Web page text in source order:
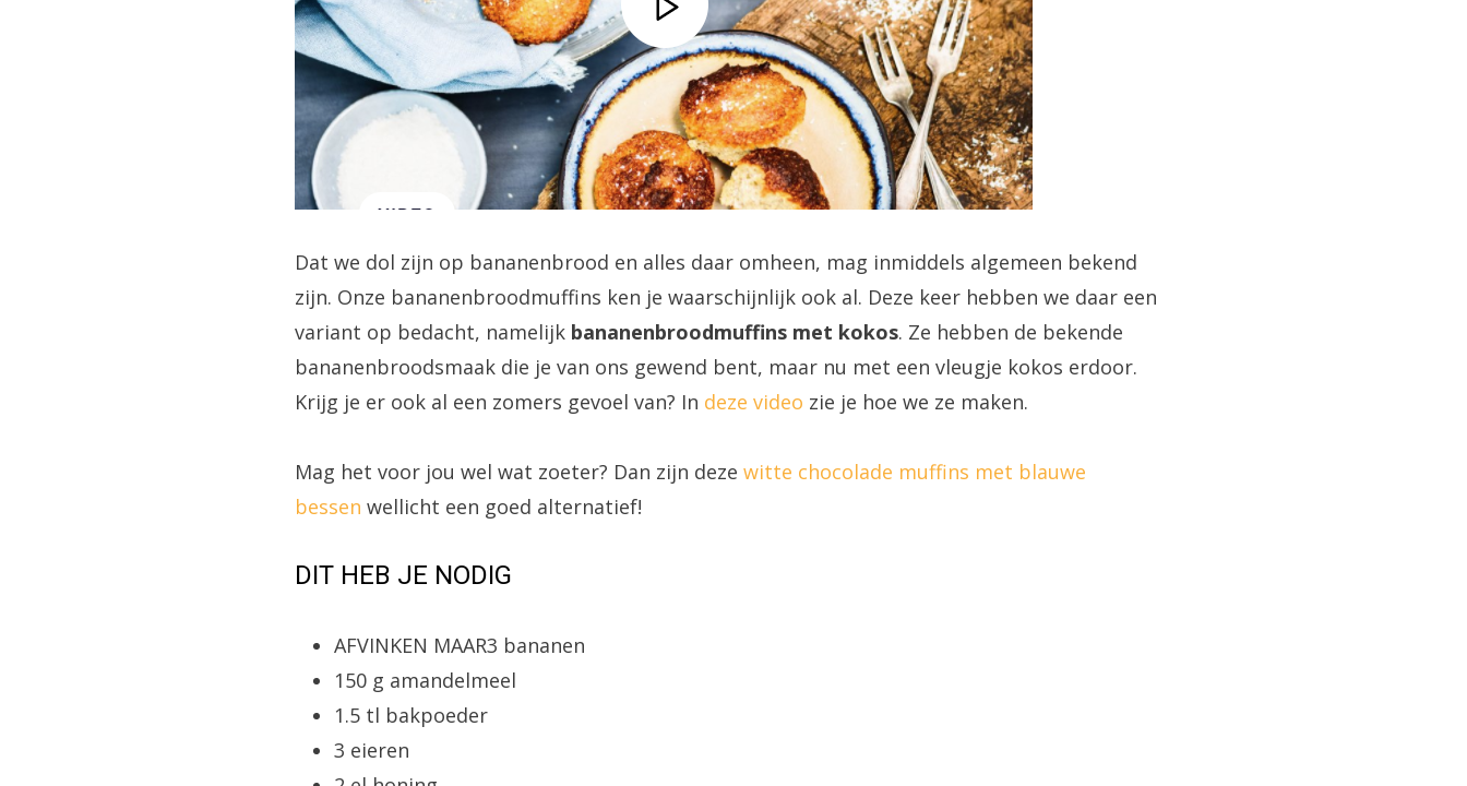
Dat we dol zijn op bananenbrood en alles daar omheen, mag inmiddels algemeen bekend
zijn. Onze bananenbroodmuffins ken je waarschijnlijk ook al. Deze keer hebben we daar een
variant op bedacht, namelijk bananenbroodmuffins met kokos. Ze hebben de bekende
bananenbroodsmaak die je van ons gewend bent, maar nu met een vleugje kokos erdoor.
Krijg je er ook al een zomers gevoel van? In deze video zie je hoe we ze maken.
Mag het voor jou wel wat zoeter? Dan zijn deze witte chocolade muffins met blauwe
bessen wellicht een goed alternatief!
DIT HEB JE NODIG
AFVINKEN MAAR3 bananen
150 g amandelmeel
1.5 tl bakpoeder
3 eieren